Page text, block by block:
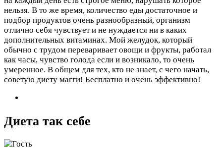
нельзя. В то же время, количество еды достаточное и
подбор продуктов очень разнообразный, организм
отлично себя чувствует и не нуждается ни в каких
дополнительных витаминах. Мой желудок, который
обычно с трудом переваривает овощи и фрукты, работал
как часы, чувство голода если и возникало, то очень
умеренное. В общем для тех, кто не знает, с чего начать,
советую диету магги! Бесплатно и очень эффективно!
Диета так себе